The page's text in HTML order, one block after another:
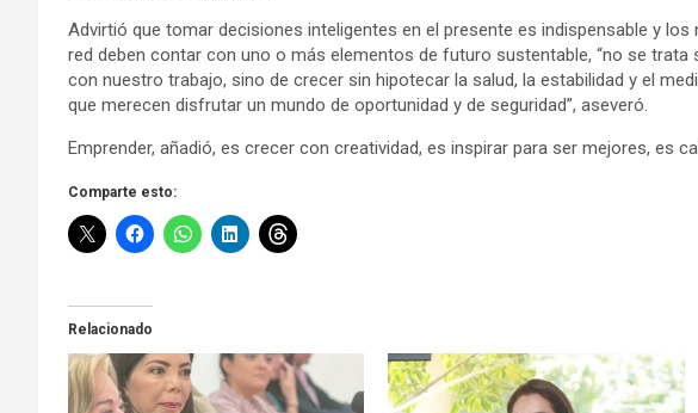
Advirtió que tomar decisiones inteligentes en el presente es indispensable y
red deben contar con uno o más elementos de futuro sustentable, “no se trata
con nuestro trabajo, sino de crecer sin hipotecar la salud, la estabilidad y el
que merecen disfrutar un mundo de oportunidad y de seguridad”, aseveró.
Emprender, añadió, es crecer con creatividad, es inspirar para ser mejores, es
Comparte esto:
Relacionado